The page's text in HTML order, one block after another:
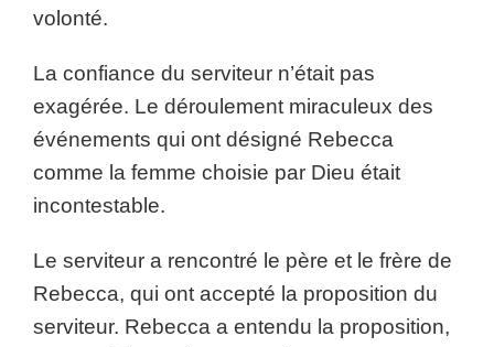
volonté.
La confiance du serviteur n’était pas
exagérée. Le déroulement miraculeux des
événements qui ont désigné Rebecca
comme la femme choisie par Dieu était
incontestable.
Le serviteur a rencontré le père et le frère de
Rebecca, qui ont accepté la proposition du
serviteur. Rebecca a entendu la proposition,